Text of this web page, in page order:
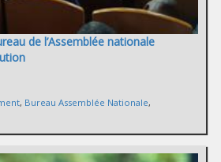
de l’Assemblée nationale
, Bureau Assemblée Nationale,